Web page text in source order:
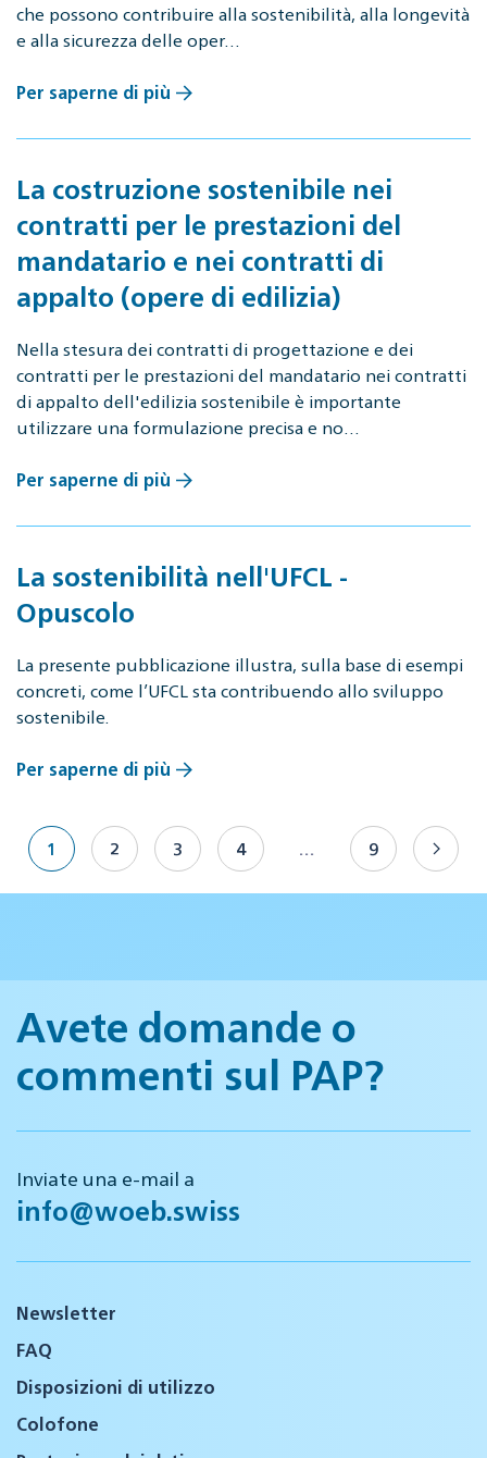
che possono contribuire alla sostenibilità, alla longevità
e alla sicurezza delle oper…
Per saperne di più
La costruzione sostenibile nei
contratti per le prestazioni del
mandatario e nei contratti di
appalto (opere di edilizia)
Nella stesura dei contratti di progettazione e dei
contratti per le prestazioni del mandatario nei contratti
di appalto dell'edilizia sostenibile è importante
utilizzare una formulazione precisa e no…
Per saperne di più
La sostenibilità nell'UFCL -
Opuscolo
La presente pubblicazione illustra, sulla base di esempi
concreti, come l’UFCL sta contribuendo allo sviluppo
sostenibile.
Per saperne di più
1 2 3 4 … 9
Avete domande o
commenti sul PAP?
Inviate una e-mail a
info@woeb.swiss
Newsletter
FAQ
Disposizioni di utilizzo
Colofone